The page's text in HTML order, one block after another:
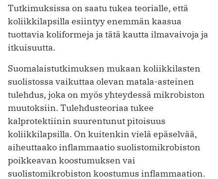
Tutkimuksissa on saatu tukea teorialle, että
koliikkilapsilla esiintyy enemmän kaasua
tuottavia koliformeja ja tätä kautta ilmavaivoja ja
itkuisuutta.
Suomalaistutkimuksen mukaan koliikkilasten
suolistossa vaikuttaa olevan matala-asteinen
tulehdus, joka on myös yhteydessä mikrobiston
muutoksiin. Tulehdusteoriaa tukee
kalprotektiinin suurentunut pitoisuus
koliikkilapsilla. On kuitenkin vielä epäselvää,
aiheuttaako inflammaatio suolistomikrobiston
poikkeavan koostumuksen vai
suolistomikrobiston koostumus inflammaation.